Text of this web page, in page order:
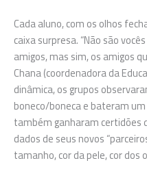
Cada aluno, com os olhos
caixa surpresa. “Não são
amigos, mas sim, os amigos
Chana (coordenadora da
dinâmica, os grupos
boneco/boneca e bateram
também ganharam certidões
dados de seus novos
tamanho, cor da pele, cor dos